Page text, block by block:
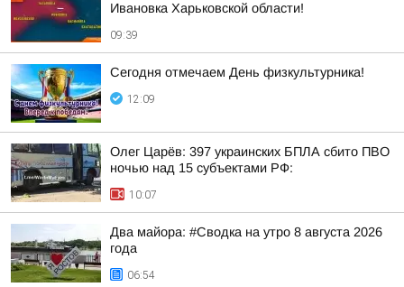
Ивановка Харьковской области!
09:39
Сегодня отмечаем День физкультурника!
12:09
Олег Царёв: 397 украинских БПЛА сбито ПВО
ночью над 15 субъектами РФ:
10:07
Два майора: #Сводка на утро 8 августа 2026
года
06:54